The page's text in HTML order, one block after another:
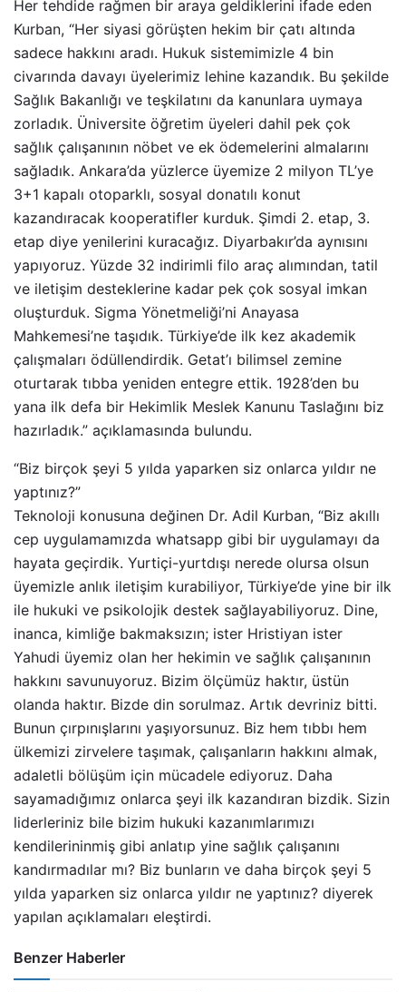
Her tehdide rağmen bir araya geldiklerini ifade eden
Kurban, “Her siyasi görüşten hekim bir çatı altında
sadece hakkını aradı. Hukuk sistemimizle 4 bin
civarında davayı üyelerimiz lehine kazandık. Bu şekilde
Sağlık Bakanlığı ve teşkilatını da kanunlara uymaya
zorladık. Üniversite öğretim üyeleri dahil pek çok
sağlık çalışanının nöbet ve ek ödemelerini almalarını
sağladık. Ankara’da yüzlerce üyemize 2 milyon TL’ye
3+1 kapalı otoparklı, sosyal donatılı konut
kazandıracak kooperatifler kurduk. Şimdi 2. etap, 3.
etap diye yenilerini kuracağız. Diyarbakır’da aynısını
yapıyoruz. Yüzde 32 indirimli filo araç alımından, tatil
ve iletişim desteklerine kadar pek çok sosyal imkan
oluşturduk. Sigma Yönetmeliği’ni Anayasa
Mahkemesi’ne taşıdık. Türkiye’de ilk kez akademik
çalışmaları ödüllendirdik. Getat’ı bilimsel zemine
oturtarak tıbba yeniden entegre ettik. 1928’den bu
yana ilk defa bir Hekimlik Meslek Kanunu Taslağını biz
hazırladık.” açıklamasında bulundu.
“Biz birçok şeyi 5 yılda yaparken siz onlarca yıldır ne
yaptınız?”
Teknoloji konusuna değinen Dr. Adil Kurban, “Biz akıllı
cep uygulamamızda whatsapp gibi bir uygulamayı da
hayata geçirdik. Yurtiçi-yurtdışı nerede olursa olsun
üyemizle anlık iletişim kurabiliyor, Türkiye’de yine bir ilk
ile hukuki ve psikolojik destek sağlayabiliyoruz. Dine,
inanca, kimliğe bakmaksızın; ister Hristiyan ister
Yahudi üyemiz olan her hekimin ve sağlık çalışanının
hakkını savunuyoruz. Bizim ölçümüz haktır, üstün
olanda haktır. Bizde din sorulmaz. Artık devriniz bitti.
Bunun çırpınışlarını yaşıyorsunuz. Biz hem tıbbı hem
ülkemizi zirvelere taşımak, çalışanların hakkını almak,
adaletli bölüşüm için mücadele ediyoruz. Daha
sayamadığımız onlarca şeyi ilk kazandıran bizdik. Sizin
liderleriniz bile bizim hukuki kazanımlarımızı
kendilerininmiş gibi anlatıp yine sağlık çalışanını
kandırmadılar mı? Biz bunların ve daha birçok şeyi 5
yılda yaparken siz onlarca yıldır ne yaptınız? diyerek
yapılan açıklamaları eleştirdi.
Benzer Haberler